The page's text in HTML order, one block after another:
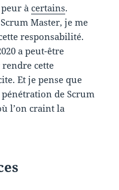
peur àcertains.
Master, je me
responsabilité.
a peut-être
cette
Et je pense que
de Scrum
l’on craint la